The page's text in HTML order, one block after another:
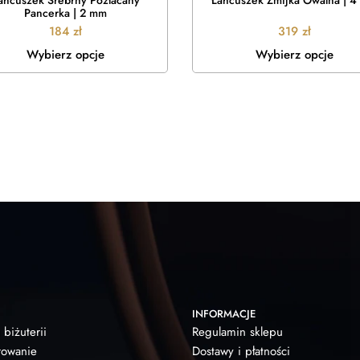
Pancerka | 2 mm
184 zł
Wybierz opcje
319 zł
Wybierz opcje
biżuterii
INFORMACJE
Regulamin sklepu
Dostawy i płatności